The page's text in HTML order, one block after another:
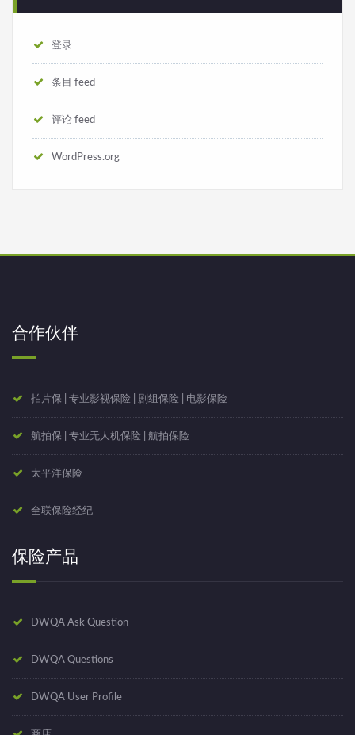
登录
条目 feed
评论 feed
WordPress.org
合作伙伴
拍片保 | 专业影视保险 | 剧组保险 | 电影保险
航拍保 | 专业无人机保险 | 航拍保险
太平洋保险
全联保险经纪
保险产品
DWQA Ask Question
DWQA Questions
DWQA User Profile